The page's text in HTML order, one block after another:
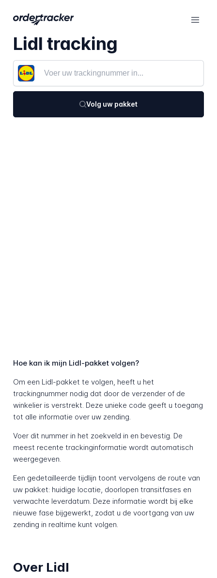
Lidl tracking
Volg uw pakket
Hoe kan ik mijn Lidl-pakket volgen?
Om een Lidl-pakket te volgen, heeft u het
trackingnummer nodig dat door de verzender of de
winkelier is verstrekt. Deze unieke code geeft u toegang
tot alle informatie over uw zending.
Voer dit nummer in het zoekveld in en bevestig. De
meest recente trackinginformatie wordt automatisch
weergegeven.
Een gedetailleerde tijdlijn toont vervolgens de route van
uw pakket: huidige locatie, doorlopen transitfases en
verwachte leverdatum. Deze informatie wordt bij elke
nieuwe fase bijgewerkt, zodat u de voortgang van uw
zending in realtime kunt volgen.
Over Lidl